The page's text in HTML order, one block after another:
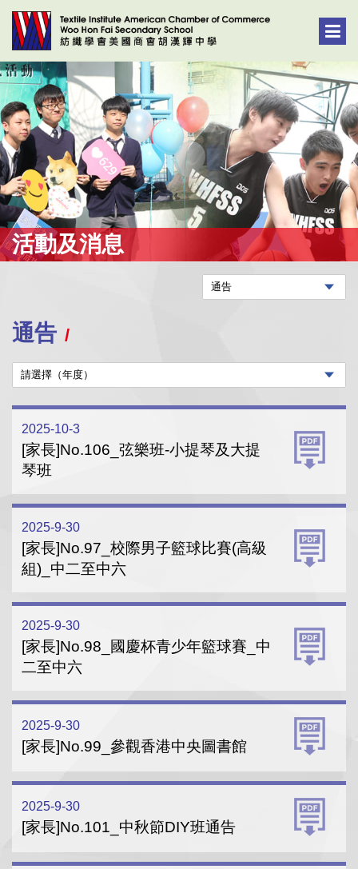
活動及消息
通告
2025-10-3
[家長]No.106_弦樂班-小提琴及大提
琴班
2025-9-30
[家長]No.97_校際男子籃球比賽(高級
組)_中二至中六
2025-9-30
[家長]No.98_國慶杯青少年籃球賽_中
二至中六
2025-9-30
[家長]No.99_參觀香港中央圖書館
2025-9-30
[家長]No.101_中秋節DIY班通告